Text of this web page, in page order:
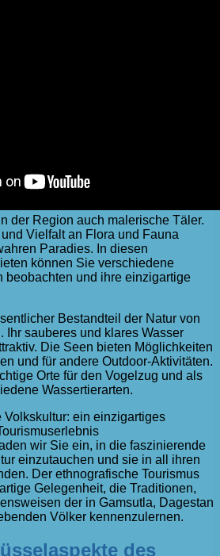
der Region auch malerische Täler.
Vielfalt an Flora und Fauna
Paradies. In diesen
können Sie verschiedene
beobachten und ihre einzigartige
Bestandteil der Natur von
Ihr sauberes und klares Wasser
Die Seen bieten Möglichkeiten
und für andere Outdoor-Aktivitäten.
Orte für den Vogelzug und als
Wassertierarten.
Volkskultur: ein einzigartiges
wir Sie ein, in die faszinierende
einzutauchen und sie in all ihren
Der ethnografische Tourismus
Gelegenheit, die Traditionen,
der in Gamsutla, Dagestan
Völker kennenzulernen.
des